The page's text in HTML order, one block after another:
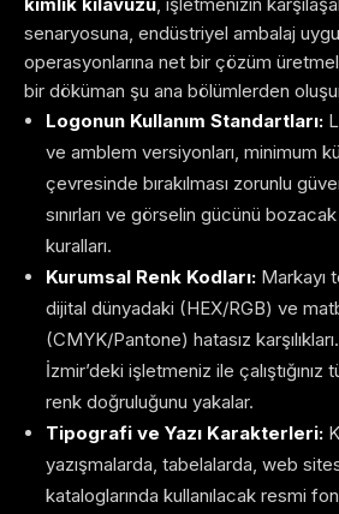
senaryosuna, endüstriyel ambalaj
operasyonlarına net bir çözüm
bir döküman şu ana bölümlerden
Logonun Kullanım Standartları:
ve amblem versiyonları, minimum
çevresinde bırakılması zorunlu
sınırları ve görselin gücünü bozacak
kuralları.
Kurumsal Renk Kodları: Markayı
dijital dünyadaki (HEX/RGB) ve
(CMYK/Pantone) hatasız
İzmir’deki işletmeniz ile çalıştığınız
renk doğruluğunu yakalar.
Tipografi ve Yazı Karakterleri:
yazışmalarda, tabelalarda, web
kataloglarında kullanılacak resmi